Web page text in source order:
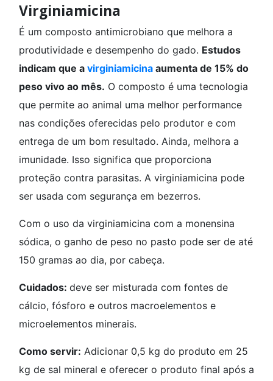
Virginiamicina
É um composto antimicrobiano que melhora a
produtividade e desempenho do gado. Estudos
indicam que a virginiamicina aumenta de 15% do
peso vivo ao mês. O composto é uma tecnologia
que permite ao animal uma melhor performance
nas condições oferecidas pelo produtor e com
entrega de um bom resultado. Ainda, melhora a
imunidade. Isso significa que proporciona
proteção contra parasitas. A virginiamicina pode
ser usada com segurança em bezerros.
Com o uso da virginiamicina com a monensina
sódica, o ganho de peso no pasto pode ser de até
150 gramas ao dia, por cabeça.
Cuidados: deve ser misturada com fontes de
cálcio, fósforo e outros macroelementos e
microelementos minerais.
Como servir: Adicionar 0,5 kg do produto em 25
kg de sal mineral e oferecer o produto final após a